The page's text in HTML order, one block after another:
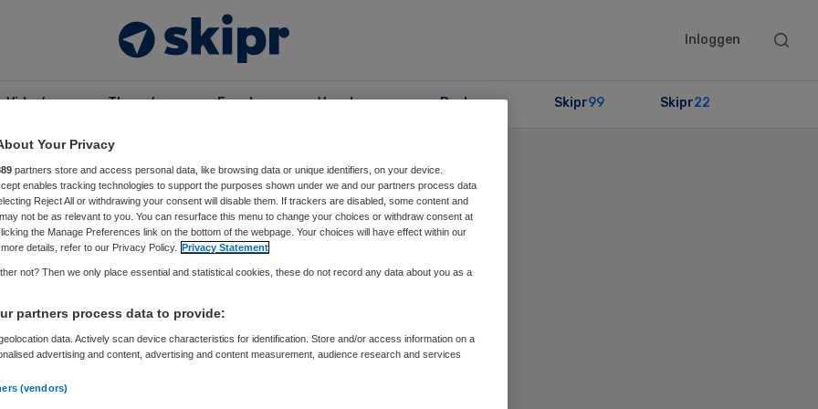
Inloggen
Search
Video’s Thema’s Events Vacatures Partners Skipr99 Skipr22
van Asperen
Salland United
Asperen is in haar loopbaan steeds vanuit
perspectieven betrokken bij de zorg. Ze bekleedde
op beleidsniveau, onder andere bij het Radboud
bij het Kenniscentrum Sport en Bewegen en bij VWS.
Your Privacy
partners store and access personal data, like browsing data or unique identifiers, on your device.
enables tracking technologies to support the purposes shown under we and our partners process data
Reject All or withdrawing your consent will disable them. If trackers are disabled, some content and
not be as relevant to you. You can resurface this menu to change your choices or withdraw consent at
the Manage Preferences link on the bottom of the webpage. Your choices will have effect within our
details, refer to our Privacy Policy. Privacy Statement
not? Then we only place essential and statistical cookies, these do not record any data about you as a
partners process data to provide:
data. Actively scan device characteristics for identification. Store and/or access information on a
advertising and content, advertising and content measurement, audience research and services
(vendors)